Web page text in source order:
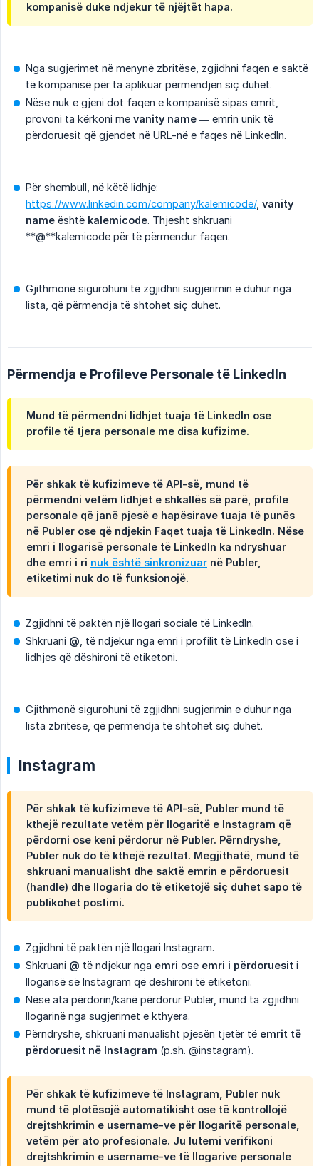
kompanisë duke ndjekur të njëjtët hapa.
Nga sugjerimet në menynë zbritëse, zgjidhni faqen e saktë
të kompanisë për ta aplikuar përmendjen siç duhet.
Nëse nuk e gjeni dot faqen e kompanisë sipas emrit,
provoni ta kërkoni me vanity name — emrin unik të
përdoruesit që gjendet në URL-në e faqes në LinkedIn.
Për shembull, në këtë lidhje:
https://www.linkedin.com/company/kalemicode/, vanity
name është kalemicode. Thjesht shkruani
**@**kalemicode për të përmendur faqen.
Gjithmonë sigurohuni të zgjidhni sugjerimin e duhur nga
lista, që përmendja të shtohet siç duhet.
Përmendja e Profileve Personale të LinkedIn
Mund të përmendni lidhjet tuaja të LinkedIn ose
profile të tjera personale me disa kufizime.
Për shkak të kufizimeve të API-së, mund të
përmendni vetëm lidhjet e shkallës së parë, profile
personale që janë pjesë e hapësirave tuaja të punës
në Publer ose që ndjekin Faqet tuaja të LinkedIn. Nëse
emri i llogarisë personale të LinkedIn ka ndryshuar
dhe emri i ri nuk është sinkronizuar në Publer,
etiketimi nuk do të funksionojë.
Zgjidhni të paktën një llogari sociale të LinkedIn.
Shkruani @ , të ndjekur nga emri i profilit të LinkedIn ose i
lidhjes që dëshironi të etiketoni.
Gjithmonë sigurohuni të zgjidhni sugjerimin e duhur nga
lista zbritëse, që përmendja të shtohet siç duhet.
Instagram
Për shkak të kufizimeve të API-së, Publer mund të
kthejë rezultate vetëm për llogaritë e Instagram që
përdorni ose keni përdorur në Publer. Përndryshe,
Publer nuk do të kthejë rezultat. Megjithatë, mund të
shkruani manualisht dhe saktë emrin e përdoruesit
(handle) dhe llogaria do të etiketojë siç duhet sapo të
publikohet postimi.
Zgjidhni të paktën një llogari Instagram.
Shkruani @ të ndjekur nga emri ose emri i përdoruesit i
llogarisë së Instagram që dëshironi të etiketoni.
Nëse ata përdorin/kanë përdorur Publer, mund ta zgjidhni
llogarinë nga sugjerimet e kthyera.
Përndryshe, shkruani manualisht pjesën tjetër të emrit të
përdoruesit në Instagram (p.sh. @instagram).
Për shkak të kufizimeve të Instagram, Publer nuk
mund të plotësojë automatikisht ose të kontrollojë
drejtshkrimin e username-ve për llogaritë personale,
vetëm për ato profesionale. Ju lutemi verifikoni
drejtshkrimin e username-ve të llogarive personale